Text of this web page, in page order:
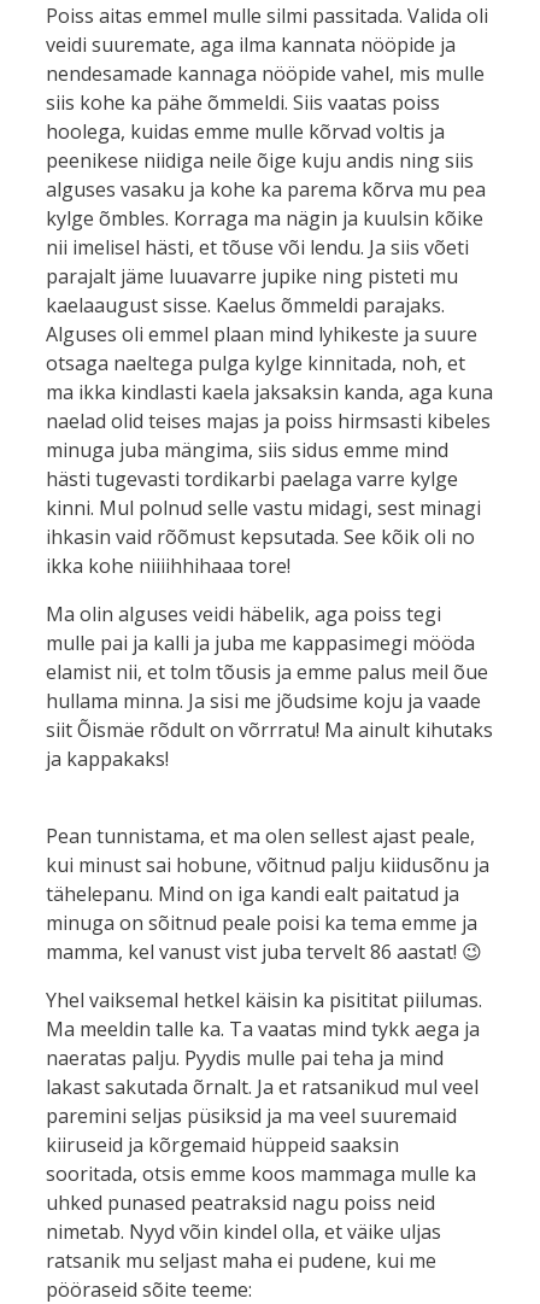
Poiss aitas emmel mulle silmi passitada. Valida oli
veidi suuremate, aga ilma kannata nööpide ja
nendesamade kannaga nööpide vahel, mis mulle
siis kohe ka pähe õmmeldi. Siis vaatas poiss
hoolega, kuidas emme mulle kõrvad voltis ja
peenikese niidiga neile õige kuju andis ning siis
alguses vasaku ja kohe ka parema kõrva mu pea
kylge õmbles. Korraga ma nägin ja kuulsin kõike
nii imelisel hästi, et tõuse või lendu. Ja siis võeti
parajalt jäme luuavarre jupike ning pisteti mu
kaelaaugust sisse. Kaelus õmmeldi parajaks.
Alguses oli emmel plaan mind lyhikeste ja suure
otsaga naeltega pulga kylge kinnitada, noh, et
ma ikka kindlasti kaela jaksaksin kanda, aga kuna
naelad olid teises majas ja poiss hirmsasti kibeles
minuga juba mängima, siis sidus emme mind
hästi tugevasti tordikarbi paelaga varre kylge
kinni. Mul polnud selle vastu midagi, sest minagi
ihkasin vaid rõõmust kepsutada. See kõik oli no
ikka kohe niiiihhihaaa tore!
Ma olin alguses veidi häbelik, aga poiss tegi
mulle pai ja kalli ja juba me kappasimegi mööda
elamist nii, et tolm tõusis ja emme palus meil õue
hullama minna. Ja sisi me jõudsime koju ja vaade
siit Õismäe rõdult on võrrratu! Ma ainult kihutaks
ja kappakaks!
Pean tunnistama, et ma olen sellest ajast peale,
kui minust sai hobune, võitnud palju kiidusõnu ja
tähelepanu. Mind on iga kandi ealt paitatud ja
minuga on sõitnud peale poisi ka tema emme ja
mamma, kel vanust vist juba tervelt 86 aastat! 😉
Yhel vaiksemal hetkel käisin ka pisititat piilumas.
Ma meeldin talle ka. Ta vaatas mind tykk aega ja
naeratas palju. Pyydis mulle pai teha ja mind
lakast sakutada õrnalt. Ja et ratsanikud mul veel
paremini seljas püsiksid ja ma veel suuremaid
kiiruseid ja kõrgemaid hüppeid saaksin
sooritada, otsis emme koos mammaga mulle ka
uhked punased peatraksid nagu poiss neid
nimetab. Nyyd võin kindel olla, et väike uljas
ratsanik mu seljast maha ei pudene, kui me
pööraseid sõite teeme: